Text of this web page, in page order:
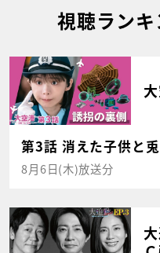
視聴ラン
第3話 消えた子供と兎
8月6日(木)放送分